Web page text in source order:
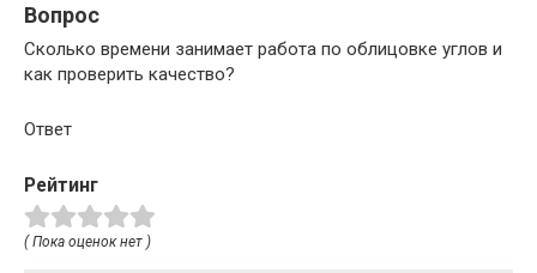
Вопрос
Сколько времени занимает работа по облицовке углов и
как проверить качество?
Ответ
Рейтинг
( Пока оценок нет )